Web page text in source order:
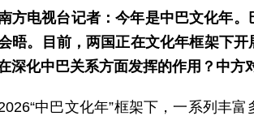
方电视台记者：今年是中巴文化年
晤。目前，两国正在文化年框架下
深化中巴关系方面发挥的作用？中方
中巴文化年”框架下，一系列丰